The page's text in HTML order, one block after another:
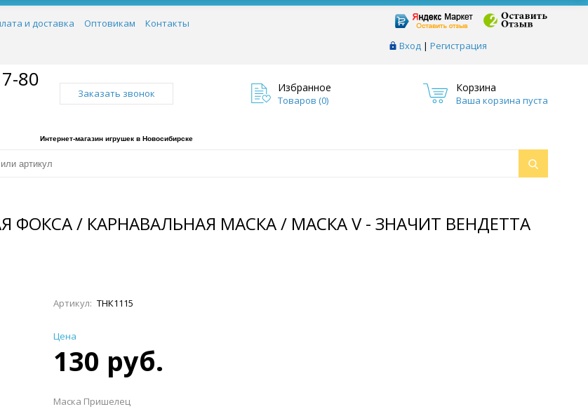
Вход | Регистрация
и доставка Оптовикам Контакты
80
Заказать звонок Избранное
Товаров (0)
Корзина
Ваша корзина пуста
Интернет-магазин игрушек в Новосибирске
ФОКСА / КАРНАВАЛЬНАЯ МАСКА / МАСКА V - ЗНАЧИТ ВЕНДЕТТА
Артикул: ТНК1115
Цена
130 руб.
Маска Пришелец